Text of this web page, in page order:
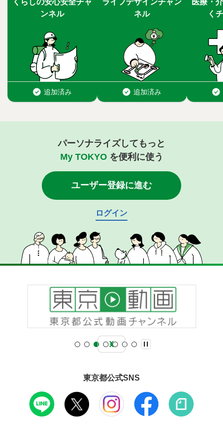
パーソナライズしてもっと
My TOKYOを便利に使う
ユーザー登録に進む
ログイン
東京都公式SNS